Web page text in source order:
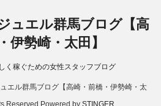
ュエル群馬ブログ【高
伊勢崎・太田】
く稼ぐための女性スタッフブログ
エル群馬ブログ【高崎・前橋・伊勢崎・太